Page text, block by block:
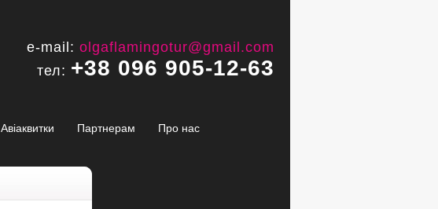
e-mail: olgaflamingotur@gmail.com
тел: +38 096 905-12-63
Авіаквитки Партнерам
Про нас